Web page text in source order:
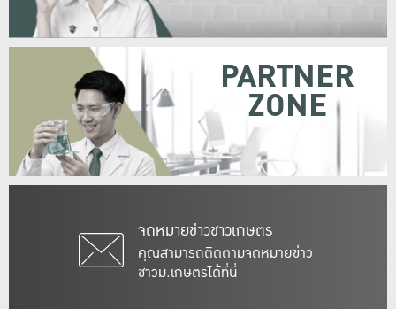
จดหมายข่าวชาวเกษตร
คุณสามารถติดตามจดหมายข่าว
ชาวม.เกษตรได้ที่นี่
PARTNER
ZONE